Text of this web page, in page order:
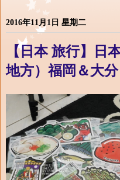
2016年11月1日 星期二
【日本 旅行】日
地方）福岡＆大分